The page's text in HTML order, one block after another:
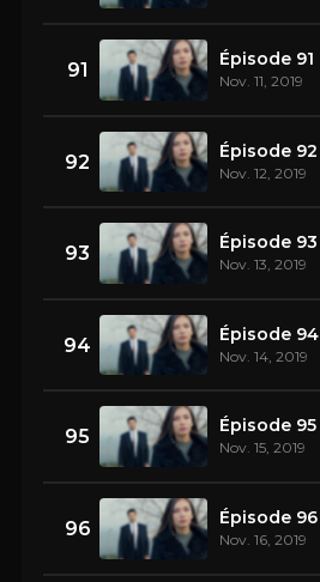
91 Épisode 91
Nov. 11, 2019
92 Épisode 92
Nov. 12, 2019
93 Épisode 93
Nov. 13, 2019
94 Épisode 94
Nov. 14, 2019
95 Épisode 95
Nov. 15, 2019
96 Épisode 96
Nov. 16, 2019